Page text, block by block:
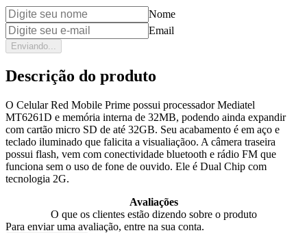
Nome
Email
Enviando...
Descrição do produto
O Celular Red Mobile Prime possui processador Mediatel
MT6261D e memória interna de 32MB, podendo ainda expandir
com cartão micro SD de até 32GB. Seu acabamento é em aço e
teclado iluminado que falicita a visualiaçãoo. A câmera traseira
possui flash, vem com conectividade bluetooth e rádio FM que
funciona sem o uso de fone de ouvido. Ele é Dual Chip com
tecnologia 2G.
Avaliações
O que os clientes estão dizendo sobre o produto
Para enviar uma avaliação, entre na sua conta.